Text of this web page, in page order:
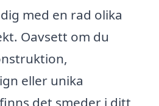
med en rad olika
Oavsett om du
eller unika